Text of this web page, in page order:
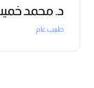
د. محمد
طبيب عام